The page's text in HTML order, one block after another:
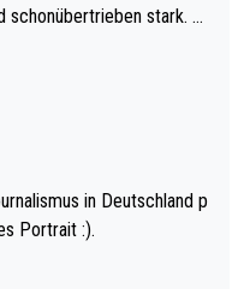
stark. U
in Deutschland p
Portrait :).